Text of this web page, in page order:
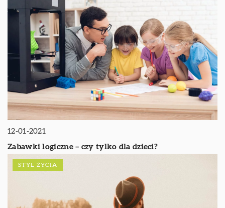
12-01-2021
Zabawki logiczne – czy tylko dla dzieci?
STYL ŻYCIA